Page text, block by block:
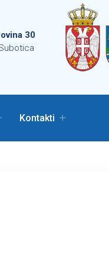
30
Kontakti